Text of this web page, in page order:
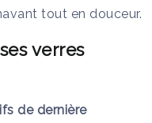
tout en douceur.
verres
de dernière